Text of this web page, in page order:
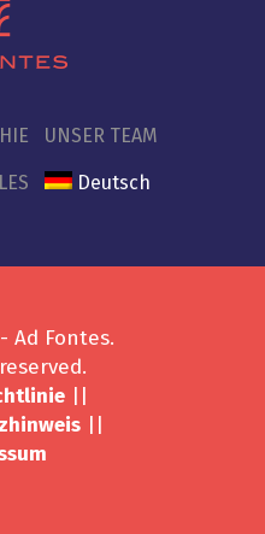
UNSER TEAM
Deutsch
Ad Fontes.
||